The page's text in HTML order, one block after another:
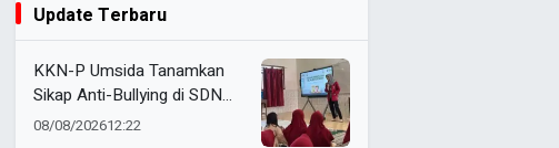
Update Terbaru
KKN-P Umsida Tanamkan
Sikap Anti-Bullying di SDN
Panglungan 1
08/08/202612:22